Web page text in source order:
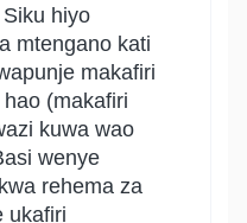
hiyo
mtengano kati
makafiri
(makafiri
kuwa wao
wenye
rehema za
ukafiri